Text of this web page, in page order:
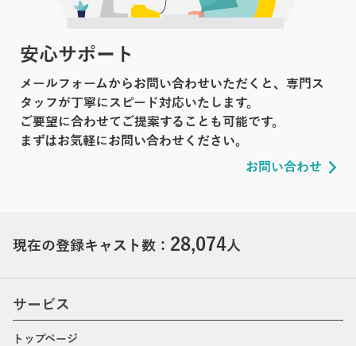
安心サポート
メールフォームからお問い合わせいただくと、専門ス
タッフが丁寧にスピード対応いたします。
ご要望に合わせてご提案することも可能です。
まずはお気軽にお問い合わせください。
お問い合わせ
現在の登録キャスト数： 28,074人
サービス
トップページ